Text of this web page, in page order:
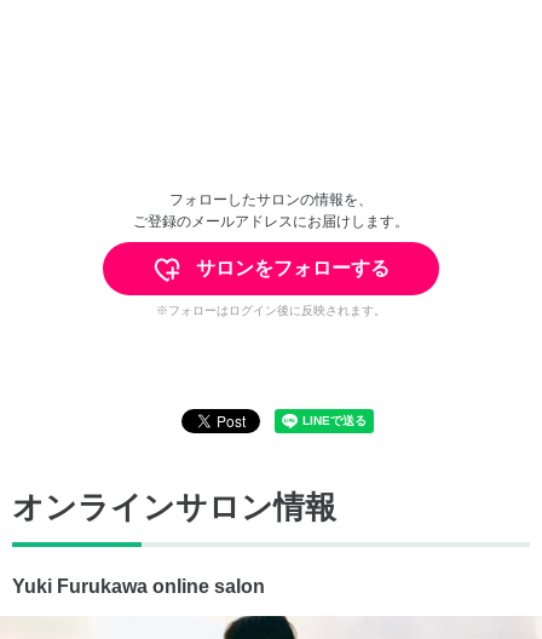
フォローしたサロンの情報を、
ご登録のメールアドレスにお届けします。
サロンをフォローする
※フォローはログイン後に反映されます。
オンラインサロン情報
Yuki Furukawa online salon